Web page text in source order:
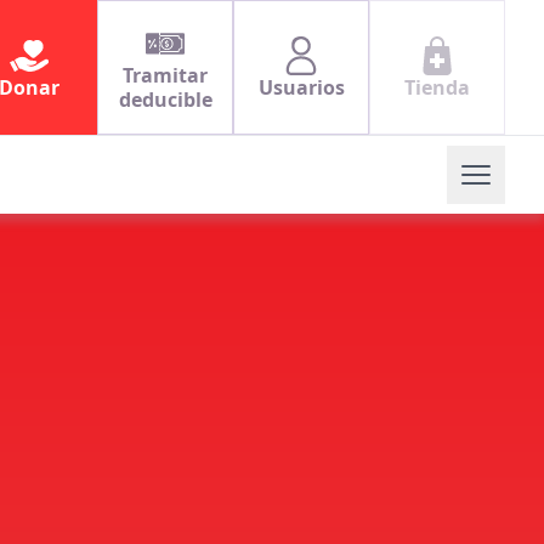
Donar
Tramitar
deducible
Usuarios Tienda